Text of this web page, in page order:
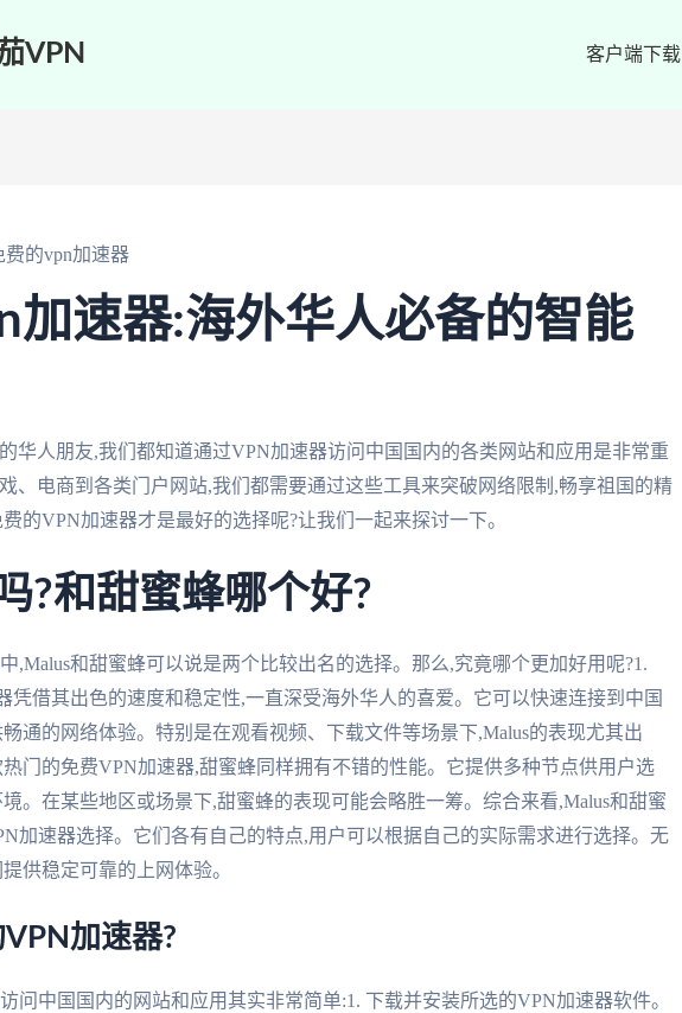
VPN 客户端下载
费的vpn加速器
加速器:海外华人必备的智能
华人朋友,我们都知道通过VPN加速器访问中国国内的各类网站和应用是非常重
、电商到各类门户网站,我们都需要通过这些工具来突破网络限制,畅享祖国的精
的VPN加速器才是最好的选择呢?让我们一起来探讨一下。
?和甜蜜蜂哪个好?
,Malus和甜蜜蜂可以说是两个比较出名的选择。那么,究竟哪个更加好用呢?1.
凭借其出色的速度和稳定性,一直深受海外华人的喜爱。它可以快速连接到中国
通的网络体验。特别是在观看视频、下载文件等场景下,Malus的表现尤其出
门的免费VPN加速器,甜蜜蜂同样拥有不错的性能。它提供多种节点供用户选
。在某些地区或场景下,甜蜜蜂的表现可能会略胜一筹。综合来看,Malus和甜蜜
加速器选择。它们各有自己的特点,用户可以根据自己的实际需求进行选择。无
供稳定可靠的上网体验。
加速器?
问中国国内的网站和应用其实非常简单:1. 下载并安装所选的VPN加速器软件。